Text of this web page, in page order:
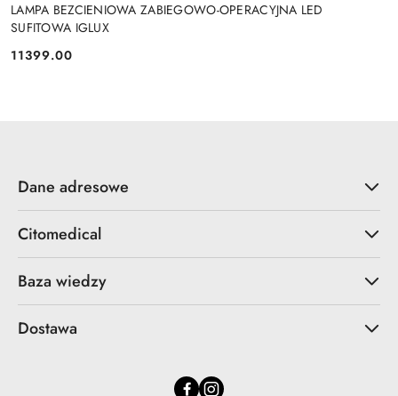
LAMPA BEZCIENIOWA ZABIEGOWO-OPERACYJNA LED
SUFITOWA IGLUX
Cena:
11399.00
Dane adresowe
Citomedical
Baza wiedzy
Dostawa